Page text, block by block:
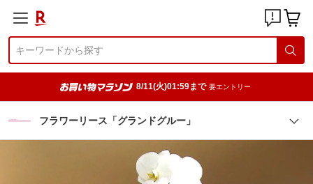
8/11(火)01:59まで 要エントリー
フラワーリース「グランドグルー」